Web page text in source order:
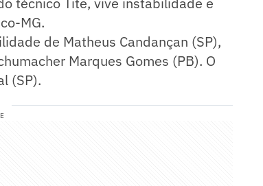
MG.
de Matheus Candançan (SP),
Marques Gomes (PB). O
(SP).